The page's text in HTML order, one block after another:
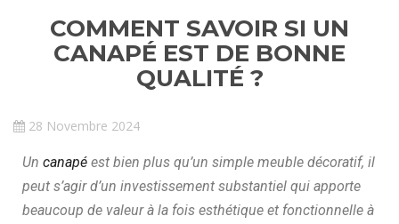
COMMENT SAVOIR SI UN
CANAPÉ EST DE BONNE
QUALITÉ ?
28 Novembre 2024
Un canapé est bien plus qu’un simple meuble décoratif, il
peut s’agir d’un investissement substantiel qui apporte
beaucoup de valeur à la fois esthétique et fonctionnelle à